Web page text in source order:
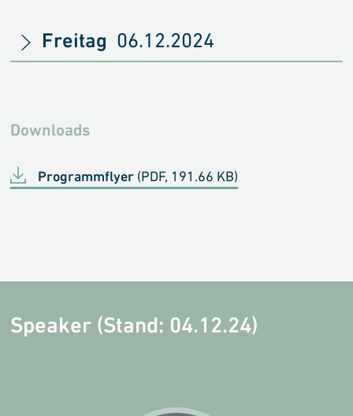
Freitag 06.12.2024
Downloads
Programmflyer (PDF, 191.66 KB)
Speaker (Stand: 04.12.24)